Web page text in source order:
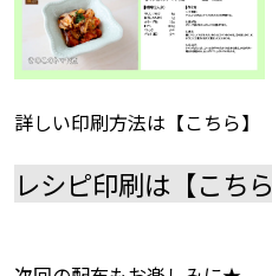
詳しい印刷方法は【こちら】
レシピ印刷は 【こちら